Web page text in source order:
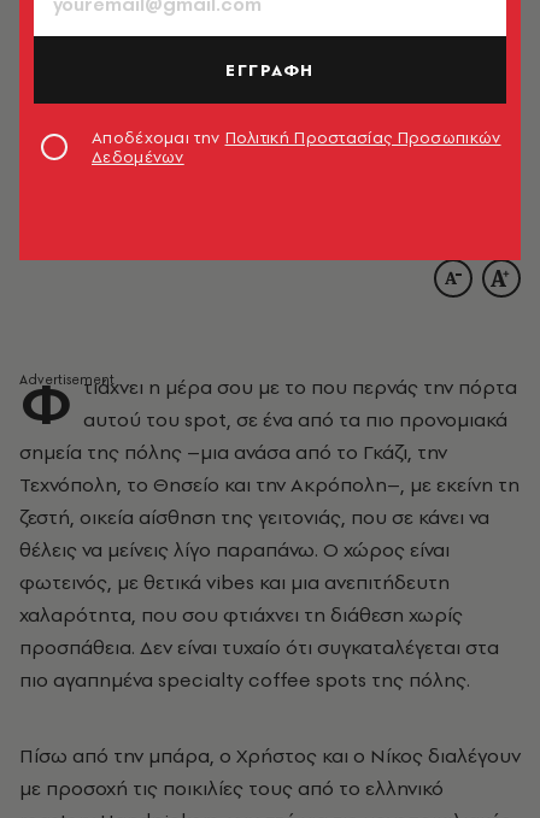
Φ τιάχνει η μέρα σου με το που περνάς την πόρτα
αυτού του spot, σε ένα από τα πιο προνομιακά
σημεία της πόλης –μια ανάσα από το Γκάζι, την
Τεχνόπολη, το Θησείο και την Ακρόπολη–, με εκείνη τη
ζεστή, οικεία αίσθηση της γειτονιάς, που σε κάνει να
θέλεις να μείνεις λίγο παραπάνω. Ο χώρος είναι
φωτεινός, με θετικά vibes και μια ανεπιτήδευτη
χαλαρότητα, που σου φτιάχνει τη διάθεση χωρίς
προσπάθεια. Δεν είναι τυχαίο ότι συγκαταλέγεται στα
πιο αγαπημένα specialty coffee spots της πόλης.
Πίσω από την μπάρα, ο Χρήστος και ο Νίκος διαλέγουν
με προσοχή τις ποικιλίες τους από το ελληνικό
ΕΓΓΡΑΦΗ
Αποδέχομαι την Πολιτική Προστασίας Προσωπικών
Δεδομένων